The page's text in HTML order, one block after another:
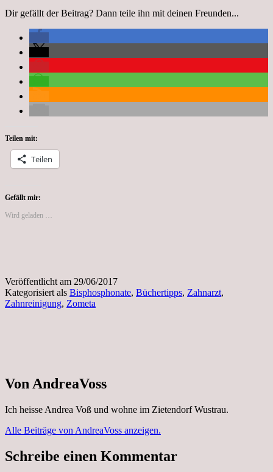
Dir gefällt der Beitrag? Dann teile ihn mit deinen Freunden...
Teilen mit:
Teilen
Gefällt mir:
Wird geladen …
Veröffentlicht am 29/06/2017
Kategorisiert als Bisphosphonate, Büchertipps, Zahnarzt,
Zahnreinigung, Zometa
Von AndreaVoss
Ich heisse Andrea Voß und wohne im Zietendorf Wustrau.
Alle Beiträge von AndreaVoss anzeigen.
Schreibe einen Kommentar